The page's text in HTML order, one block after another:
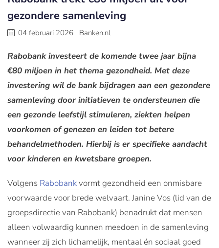
gezondere samenleving
04 februari 2026 Banken.nl
Rabobank investeert de komende twee jaar bijna
€80 miljoen in het thema gezondheid. Met deze
investering wil de bank bijdragen aan een gezondere
samenleving door initiatieven te ondersteunen die
een gezonde leefstijl stimuleren, ziekten helpen
voorkomen of genezen en leiden tot betere
behandelmethoden. Hierbij is er specifieke aandacht
voor kinderen en kwetsbare groepen.
Volgens Rabobankvormt gezondheid een onmisbare
voorwaarde voor brede welvaart. Janine Vos (lid van de
groepsdirectie van Rabobank) benadrukt dat mensen
alleen volwaardig kunnen meedoen in de samenleving
wanneer zij zich lichamelijk, mentaal én sociaal goed